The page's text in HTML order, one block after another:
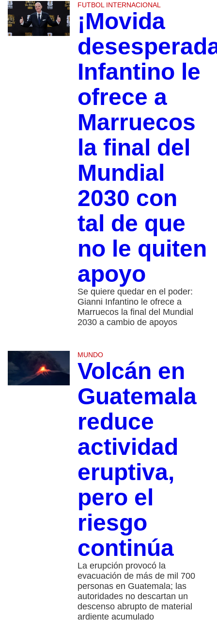
FUTBOL INTERNACIONAL
¡Movida
Infantino le
ofrece a
Marruecos
la final del
Mundial
2030 con
tal de que
no le quiten
apoyo
Se quiere quedar en el poder:
Gianni Infantino le ofrece a
Marruecos la final del Mundial
2030 a cambio de apoyos
MUNDO
Volcán en
Guatemala
reduce
actividad
eruptiva,
pero el
riesgo
continúa
La erupción provocó la
evacuación de más de mil 700
personas en Guatemala; las
autoridades no descartan un
descenso abrupto de material
ardiente acumulado